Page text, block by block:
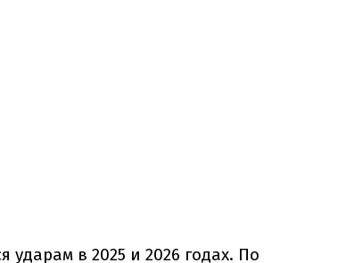
ударам в 2025 и 2026 годах. По